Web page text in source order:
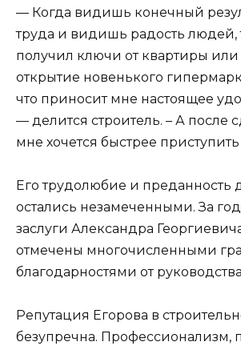
— Когда видишь конечный
труда и видишь радость людей,
получил ключи от квартиры
открытие новенького
что приносит мне настоящее
— делится строитель. – А после
мне хочется быстрее
Его трудолюбие и преданность
остались незамеченными. За
заслуги Александра
отмечены многочисленными
благодарностями от
Репутация Егорова в
безупречна.